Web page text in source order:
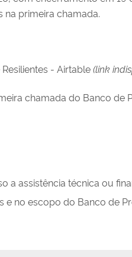
primeira chamada.
- Airtable(link
chamada do Banco de
a assistência técnica ou
e no escopo do Banco de